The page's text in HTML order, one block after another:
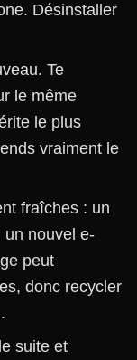
Désinstaller
Te
le même
le plus
vraiment le
fraîches : un
un nouvel e-
peut
donc recycler
suite et